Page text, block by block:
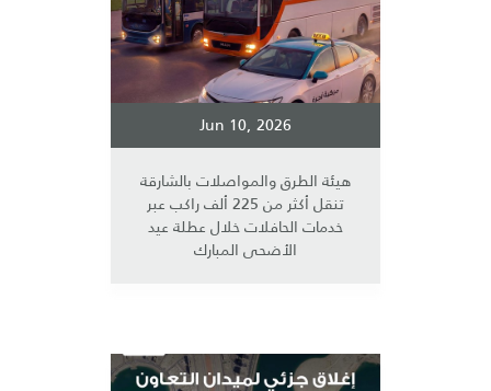
Jun 10, 2026
هيئة الطرق والمواصلات بالشارقة
تنقل أكثر من 225 ألف راكب عبر
خدمات الحافلات خلال عطلة عيد
الأضحى المبارك